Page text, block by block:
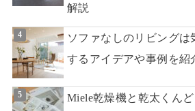
解説
ソファなしのリビング
するアイデアや事例を紹
Miele乾燥機と乾太くん